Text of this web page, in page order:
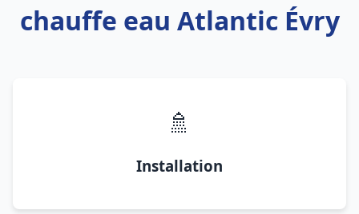
chauffe eau Atlantic Évry
🚿
Installation